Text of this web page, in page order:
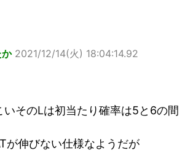
2021/12/14(火) 18:04:14.92
いそのLは初当たり確率は5と6の間
が伸びない仕様なようだが